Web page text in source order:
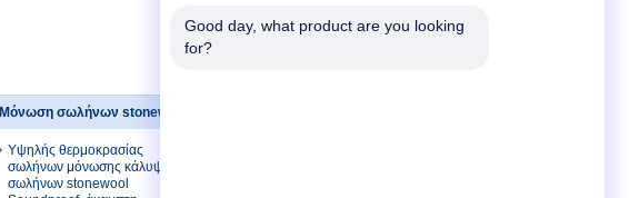
Μόνωση σωλήνων stonewool
Υψηλής θερμοκρασίας
σωλήνων μόνωσης κάλυψη
σωλήνων stonewool
Good day, what product are you looking
for?